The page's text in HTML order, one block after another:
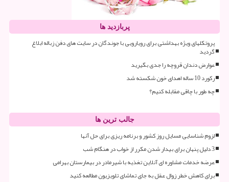
پربازدید ها
پروتکلهای ویژه بهداشتی برای رویارویی با جوندگان در سایت های دفن زباله ابلاغ
گردید
عوارض دندان قروچه را جدی بگیرید
رکورد 10 ساله اهدای خون شکسته شد
چه طور با چاقی مقابله کنیم؟
جالب ترین ها
لزوم شناسایی مسایل روز کشور و برنامه ریزی برای حل آنها
3 دلیل پنهان برای بیدار شدن مکرر از خواب در هنگام شب
عرضه خدمات مشاوره ای آنلاین تغذیه با شیرمادر در بیمارستان بهرامی
برای کاهش خطر زوال عقل به جای تماشای تلویزیون مطالعه کنید